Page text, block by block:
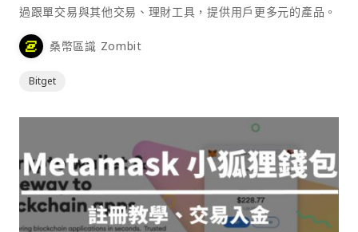
過跟單交易與其他交易、理財工具，提供用戶更多元的產品。
桑幣區識 Zombit
Bitget